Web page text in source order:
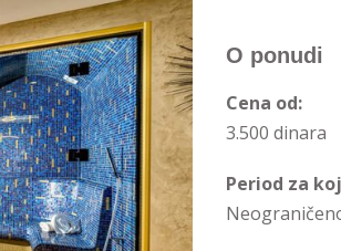
O ponudi
Cena od:
3.500 dinara
Period za